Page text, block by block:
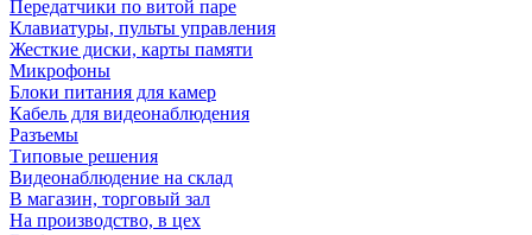
Передатчики по витой паре
Клавиатуры, пульты управления
Жесткие диски, карты памяти
Микрофоны
Блоки питания для камер
Кабель для видеонаблюдения
Разъемы
Типовые решения
Видеонаблюдение на склад
В магазин, торговый зал
На производство, в цех